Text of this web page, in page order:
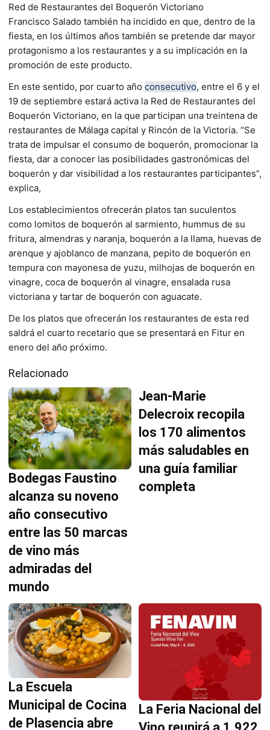
Red de Restaurantes del Boquerón Victoriano
Francisco Salado también ha incidido en que, dentro de la
fiesta, en los últimos años también se pretende dar mayor
protagonismo a los restaurantes y a su implicación en la
promoción de este producto.
En este sentido, por cuarto año consecutivo, entre el 6 y el
19 de septiembre estará activa la Red de Restaurantes del
Boquerón Victoriano, en la que participan una treintena de
restaurantes de Málaga capital y Rincón de la Victoria. “Se
trata de impulsar el consumo de boquerón, promocionar la
fiesta, dar a conocer las posibilidades gastronómicas del
boquerón y dar visibilidad a los restaurantes participantes”,
explica,
Los establecimientos ofrecerán platos tan suculentos
como lomitos de boquerón al sarmiento, hummus de su
fritura, almendras y naranja, boquerón a la llama, huevas de
arenque y ajoblanco de manzana, pepito de boquerón en
tempura con mayonesa de yuzu, milhojas de boquerón en
vinagre, coca de boquerón al vinagre, ensalada rusa
victoriana y tartar de boquerón con aguacate.
De los platos que ofrecerán los restaurantes de esta red
saldrá el cuarto recetario que se presentará en Fitur en
enero del año próximo.
Relacionado
Bodegas Faustino
alcanza su noveno
año consecutivo
entre las 50 marcas
de vino más
admiradas del
mundo
Jean-Marie
Delecroix recopila
los 170 alimentos
más saludables en
una guía familiar
completa
La Escuela
Municipal de Cocina
de Plasencia abre
La Feria Nacional del